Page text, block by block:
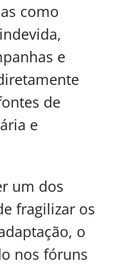
como
e
de
e
um dos
fragilizar os
o
nos fóruns